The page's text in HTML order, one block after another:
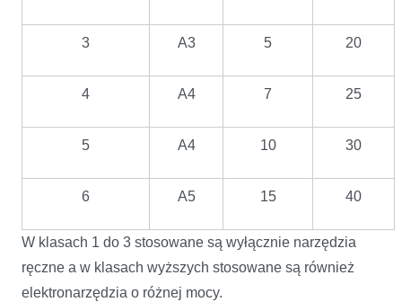
3 A3 5 20
4 A4 7 25
5 A4 10 30
6 A5 15 40
W klasach 1 do 3 stosowane są wyłącznie narzędzia
ręczne a w klasach wyższych stosowane są również
elektronarzędzia o różnej mocy.